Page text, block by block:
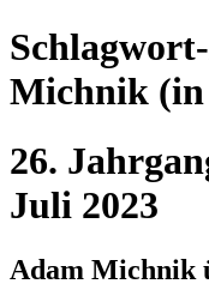
Michnik
26.
Juli 2023
Adam Michnik